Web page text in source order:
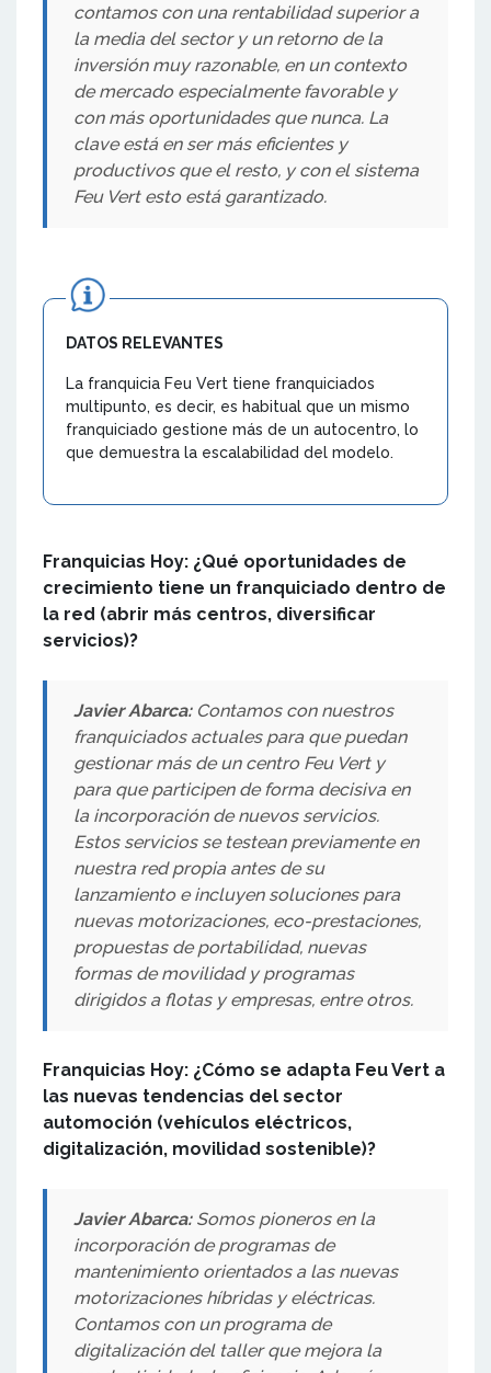
contamos con una rentabilidad superior a
la media del sector y un retorno de la
inversión muy razonable, en un contexto
de mercado especialmente favorable y
con más oportunidades que nunca. La
clave está en ser más eficientes y
productivos que el resto, y con el sistema
Feu Vert esto está garantizado.
DATOS RELEVANTES
La franquicia Feu Vert tiene franquiciados
multipunto, es decir, es habitual que un mismo
franquiciado gestione más de un autocentro, lo
que demuestra la escalabilidad del modelo.
Franquicias Hoy: ¿Qué oportunidades de
crecimiento tiene un franquiciado dentro de
la red (abrir más centros, diversificar
servicios)?
Javier Abarca: Contamos con nuestros
franquiciados actuales para que puedan
gestionar más de un centro Feu Vert y
para que participen de forma decisiva en
la incorporación de nuevos servicios.
Estos servicios se testean previamente en
nuestra red propia antes de su
lanzamiento e incluyen soluciones para
nuevas motorizaciones, eco-prestaciones,
propuestas de portabilidad, nuevas
formas de movilidad y programas
dirigidos a flotas y empresas, entre otros.
Franquicias Hoy: ¿Cómo se adapta Feu Vert a
las nuevas tendencias del sector
automoción (vehículos eléctricos,
digitalización, movilidad sostenible)?
Javier Abarca: Somos pioneros en la
incorporación de programas de
mantenimiento orientados a las nuevas
motorizaciones híbridas y eléctricas.
Contamos con un programa de
digitalización del taller que mejora la